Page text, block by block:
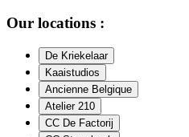
Our locations :
De Kriekelaar
Kaaistudios
Ancienne Belgique
Atelier 210
CC De Factorij